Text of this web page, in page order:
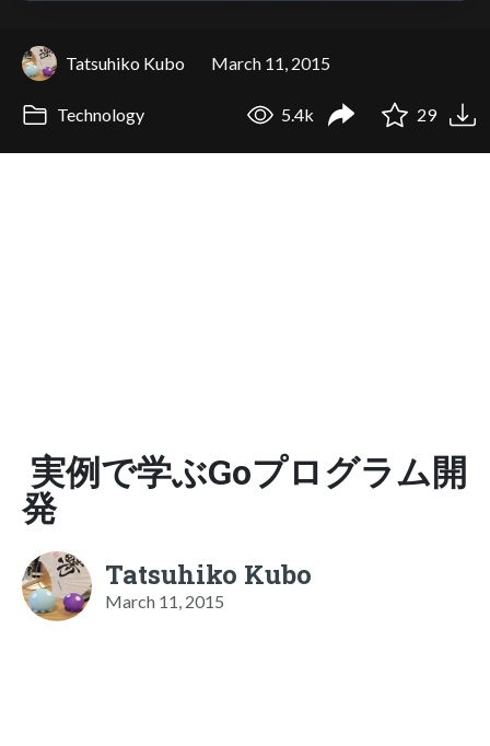
Tatsuhiko Kubo March 11, 2015
Technology 5.4k 29
実例で学ぶGoプログラム開
発
Tatsuhiko Kubo
March 11, 2015